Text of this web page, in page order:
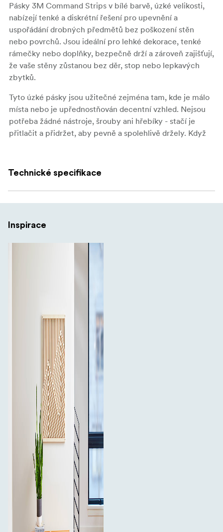
Pásky 3M Command Strips v bílé barvě, úzké velikosti,
nabízejí tenké a diskrétní řešení pro upevnění a
uspořádání drobných předmětů bez poškození stěn
nebo povrchů. Jsou ideální pro lehké dekorace, tenké
rámečky nebo doplňky, bezpečně drží a zároveň zajišťují,
že vaše stěny zůstanou bez děr, stop nebo lepkavých
zbytků.
Tyto úzké pásky jsou užitečné zejména tam, kde je málo
místa nebo je upřednostňován decentní vzhled. Nejsou
potřeba žádné nástroje, šrouby ani hřebíky - stačí je
přitlačit a přidržet, aby pevně a spolehlivě držely. Když
Klíčové vlastnosti:
Každá sada obsahuje 4 páry (celkem 8 pásků)
Co je v krabici:
4 sady úzkých bílých pásků 3M Command (celkem
8 pásků)
Technické specifikace
Inspirace